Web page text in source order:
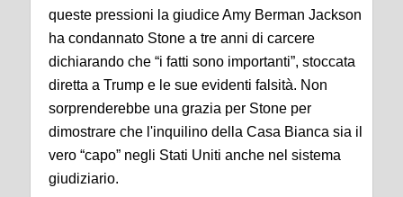
queste pressioni la giudice Amy Berman Jackson
ha condannato Stone a tre anni di carcere
dichiarando che “i fatti sono importanti”, stoccata
diretta a Trump e le sue evidenti falsità. Non
sorprenderebbe una grazia per Stone per
dimostrare che l'inquilino della Casa Bianca sia il
vero “capo” negli Stati Uniti anche nel sistema
giudiziario.